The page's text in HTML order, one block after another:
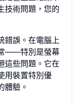
技術問題，您的
錯誤。在電腦上
——特別是螢幕
這些問題。它在
用裝置特別優
體驗。